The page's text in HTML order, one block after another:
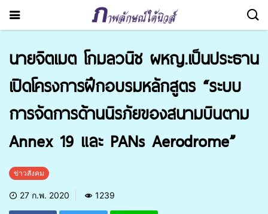
นายจิตเมต โกมลวนิช ผหญ.เป็นประธาน
เปิดโครงการฝึกอบรมหลักสูตร “ระบบ
การจัดการด้านนิรภัยของสนามบินตาม
Annex 19 และ PANs Aerodrome”
ข่าวสังคม
27 ก.พ. 2020 1239